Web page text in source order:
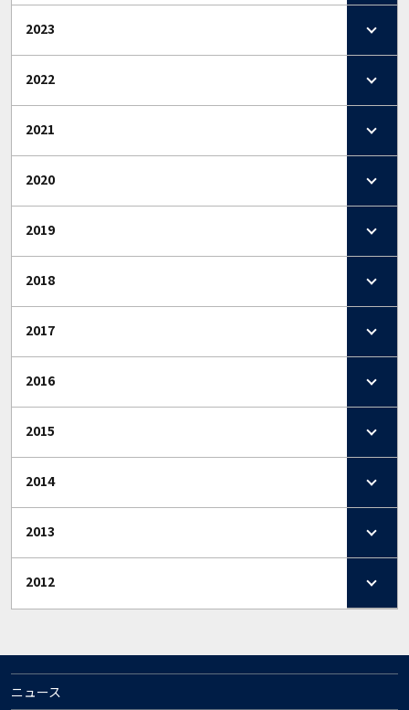
2023
2022
2021
2020
2019
2018
2017
2016
2015
2014
2013
2012
ニュース